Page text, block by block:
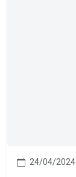
24/04/2024